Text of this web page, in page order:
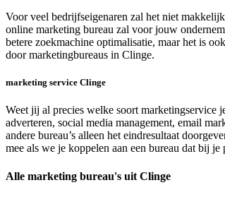
Voor veel bedrijfseigenaren zal het niet
online marketing bureau zal voor jouw
betere zoekmachine optimalisatie, maar het is
door marketingbureaus in Clinge.
marketing service Clinge
Weet jij al precies welke soort marketingservice
adverteren, social media management, email
andere bureau’s alleen het eindresultaat
mee als we je koppelen aan een bureau dat bij je
Alle marketing bureau's uit Clinge